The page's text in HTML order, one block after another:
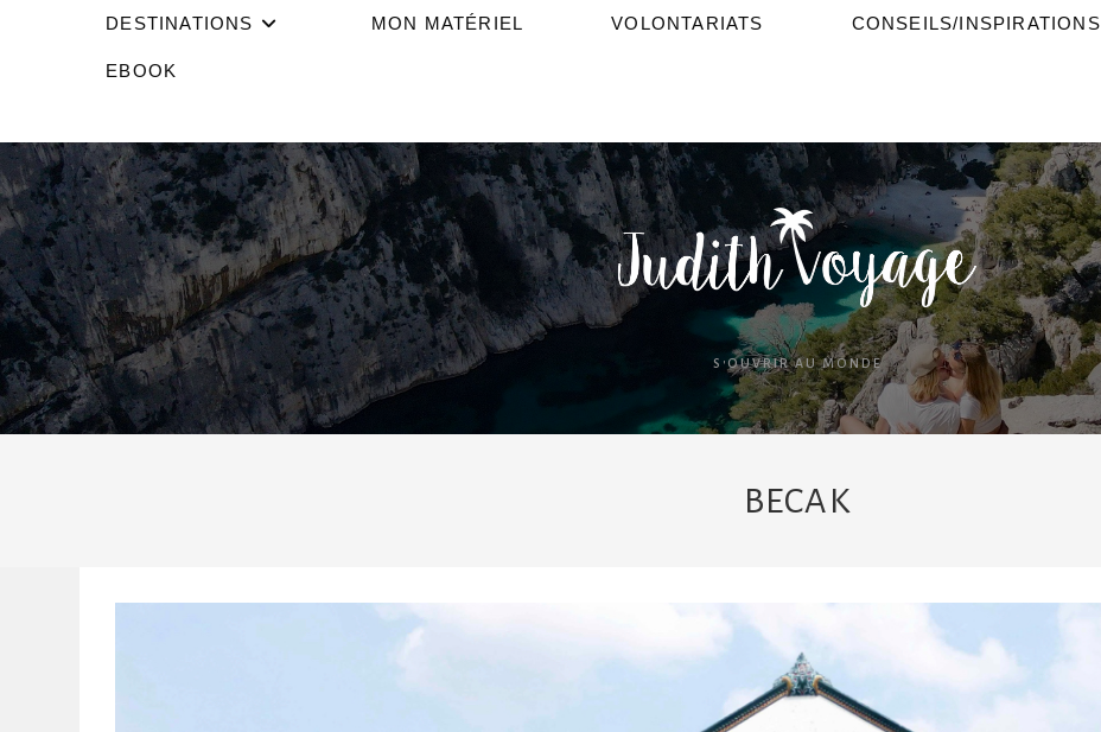
DESTINATIONS MON MATÉRIEL VOLONTARIATS CONSEILS/INSPIRATIONS
EBOOK
S'OUVRIR AU MONDE
BECAK